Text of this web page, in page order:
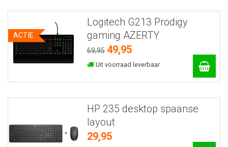
Logitech G213 Prodigy
gaming AZERTY
69,95 49,95
Uit voorraad leverbaar
ACTIE
HP 235 desktop spaanse
layout
29,95